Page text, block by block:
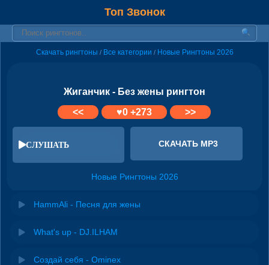
Топ Звонок
Скачать рингтоны / Все категории / Новые Рингтоны 2026
Жиганчик - Без жены рингтон
<<
♥0+273 >>
СЛУШАТЬ СКАЧАТЬ MP3
Новые Рингтоны 2026
HammAli - Песня для жены
What's up - DJ.ILHAM
Создай себя - Ominex